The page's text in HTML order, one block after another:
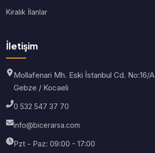
Kiralık İlanlar
İletişim
Mollafenari Mh. Eski İstanbul Cd. No:16/A
Gebze / Kocaeli
0 532 547 37 70
info@bicerarsa.com
Pzt - Paz: 09:00 - 17:00